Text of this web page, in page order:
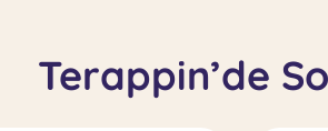
Terappin’de